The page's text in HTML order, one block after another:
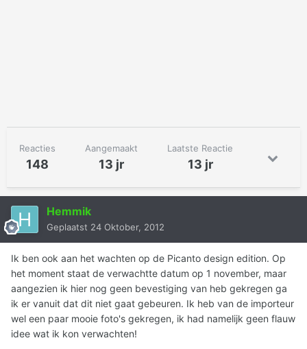
Reacties
148
Aangemaakt
13 jr
Laatste Reactie
13 jr
Hemmik
Geplaatst 24 Oktober, 2012
Ik ben ook aan het wachten op de Picanto design edition. Op
het moment staat de verwachtte datum op 1 november, maar
aangezien ik hier nog geen bevestiging van heb gekregen ga
ik er vanuit dat dit niet gaat gebeuren. Ik heb van de importeur
wel een paar mooie foto's gekregen, ik had namelijk geen flauw
idee wat ik kon verwachten!